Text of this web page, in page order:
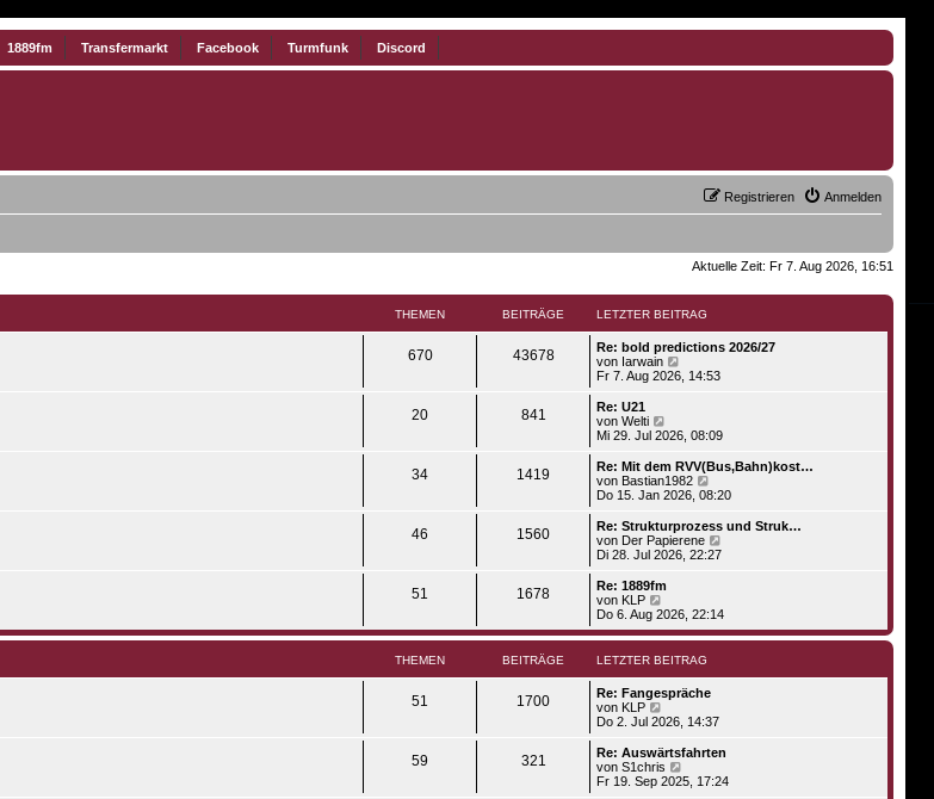
1889fm Transfermarkt Facebook Turmfunk Discord
Anmelden
Registrieren
Aktuelle Zeit: Fr 7. Aug 2026, 16:51
THEMEN BEITRÄGE LETZTER BEITRAG
670 43678
Re: bold predictions 2026/27
von Iarwain
t
e
r
B
e
i
r
a
g
Fr 7. Aug 2026, 14:53
20 841
Re: U21
vonWelti
e
e
s
t
B
e
i
g
Mi 29. Jul 2026, 08:09
34 1419
Re: Mit dem RVV(Bus,Bahn)kost…
von Bastian1982
e
e
s
t
e
i
t
g
Do 15. Jan 2026, 08:20
46 1560
Re: Strukturprozess und Struk…
von Der Papierene
r
i
Di 28. Jul 2026, 22:27
51 1678
Re: 1889fm
von KLP
e
u
e
s
r
e
t
r
a
Do 6. Aug 2026, 22:14
THEMEN BEITRÄGE LETZTER BEITRAG
51 1700
Re: Fangespräche
von KLP
e
e
s
t
Do 2. Jul 2026, 14:37
59 321
Re: Auswärtsfahrten
vonS1chris
e
Fr 19. Sep 2025, 17:24